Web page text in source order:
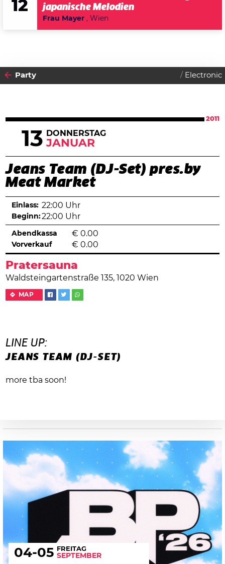
12
japanische Melodien
Frau Mayer , Wien
Party Electronic
2011
13 DONNERSTAG
JANUAR
Jeans Team (DJ-Set) pres.by
Meat Market
Pratersauna
Waldsteingartenstraße 135, 1020 Wien
MAP
Einlass: 22:00 Uhr
Beginn:22:00 Uhr
Abendkassa € 0.00
Vorverkauf € 0.00
LINE UP:
JEANS TEAM (DJ-SET)
more tba soon!
04-05 FREITAG
SEPTEMBER